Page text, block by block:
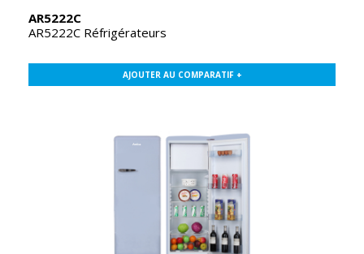
AR5222C
AR5222C Réfrigérateurs
AJOUTER AU COMPARATIF +